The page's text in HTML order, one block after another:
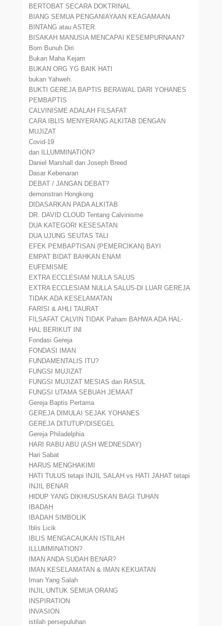
BERTOBAT SECARA DOKTRINAL
BIANG SEMUA PENGANIAYAAN KEAGAMAAN
BINTANG atau ASTER.
BISAKAH MANUSIA MENCAPAI KESEMPURNAAN?
Bom Bunuh Diri
Bukan Maha Kejam
BUKAN ORG YG BAIK HATI
bukan Yahweh.
BUKTI GEREJA BAPTIS BERAWAL DARI YOHANES
PEMBAPTIS
CALVINISME ADALAH FILSAFAT
CARA IBLIS MENYERANG ALKITAB DENGAN
MUJIZAT
Covid-19
dan ILLUMMINATION?
Daniel Marshall dan Joseph Breed
Dasar Kebenaran
DEBAT / JANGAN DEBAT?
demonstran Hongkong
DIDASARKAN PADA ALKITAB
DR. DAVID CLOUD Tentang Calvinisme
DUA KATEGORI KESESATAN
DUA UJUNG SEUTAS TALI
EFEK PEMBAPTISAN (PEMERCIKAN) BAYI
EMPAT BIDAT BAHKAN ENAM
EUFEMISME
EXTRA ECCLESIAM NULLA SALUS
EXTRA ECCLESIAM NULLA SALUS-DI LUAR GEREJA
TIDAK ADA KESELAMATAN
FARISI & AHLI TAURAT
FILSAFAT CALVIN TIDAK Paham BAHWA ADA HAL-
HAL BERIKUT INI
Fondasi Gereja
FONDASI IMAN
FUNDAMENTALIS ITU?
FUNGSI MUJIZAT
FUNGSI MUJIZAT MESIAS dan RASUL
FUNGSI UTAMA SEBUAH JEMAAT
Gereja Baptis Pertama
GEREJA DIMULAI SEJAK YOHANES
GEREJA DITUTUP/DISEGEL
Gereja Philadelphia
HARI RABU ABU (ASH WEDNESDAY)
Hari Sabat
HARUS MENGHAKIMI
HATI TULUS tetapi INJIL SALAH vs HATI JAHAT tetapi
INJIL BENAR
HIDUP YANG DIKHUSUSKAN BAGI TUHAN
IBADAH
IBADAH SIMBOLIK
Iblis Licik
IBLIS MENGACAUKAN ISTILAH
ILLUMMINATION?
IMAN ANDA SUDAH BENAR?
IMAN KESELAMATAN & IMAN KEKUATAN
Iman Yang Salah
INJIL UNTUK SEMUA ORANG
INSPIRATION
INVASION
istilah persepuluhan